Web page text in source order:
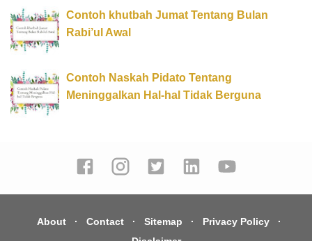
Contoh khutbah Jumat Tentang Bulan
Rabi’ul Awal
Contoh Naskah Pidato Tentang
Meninggalkan Hal-hal Tidak Berguna
About Contact Sitemap
Privacy Policy